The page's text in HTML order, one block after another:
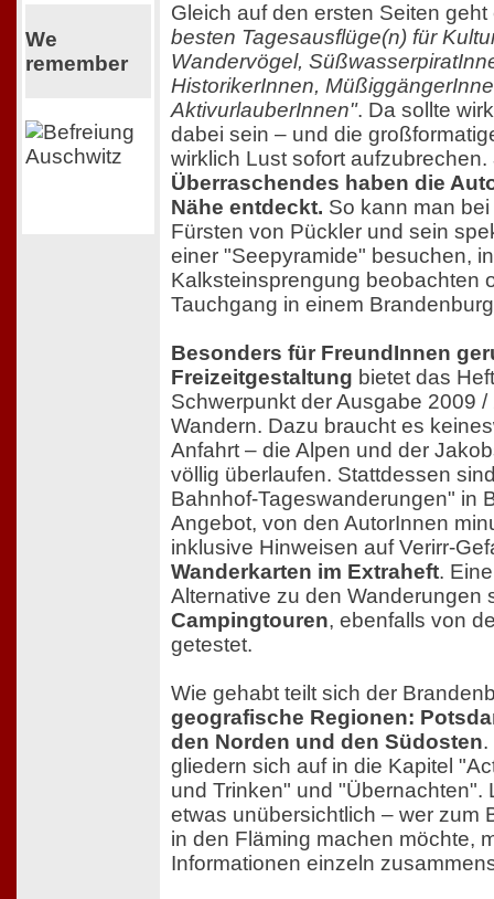
We
remember
Gleich auf den ersten Seiten
besten Tagesausflüge(n) für
Wandervögel,
HistorikerInnen,
AktivurlauberInnen". Da sollte
dabei sein – und die
wirklich Lust sofort aufzubrechen.
Überraschendes haben die
Nähe entdeckt. So kann man
Fürsten von Pückler und sein
einer "Seepyramide" besuchen,
Kalksteinsprengung beobachten
Tauchgang in einem
Besonders für FreundInnen
Freizeitgestaltung bietet das
Schwerpunkt der Ausgabe 2009
Wandern. Dazu braucht es
Anfahrt – die Alpen und der
völlig überlaufen. Stattdessen
Bahnhof-Tageswanderungen" in
Angebot, von den AutorInnen
inklusive Hinweisen auf Verirr-
Wanderkarten im Extraheft.
Alternative zu den Wanderungen
Campingtouren, ebenfalls von
getestet.
Wie gehabt teilt sich der
geografische Regionen:
den Norden und den Südosten.
gliedern sich auf in die Kapitel
und Trinken" und "Übernachten".
etwas unübersichtlich – wer zum
in den Fläming machen möchte,
Informationen einzeln